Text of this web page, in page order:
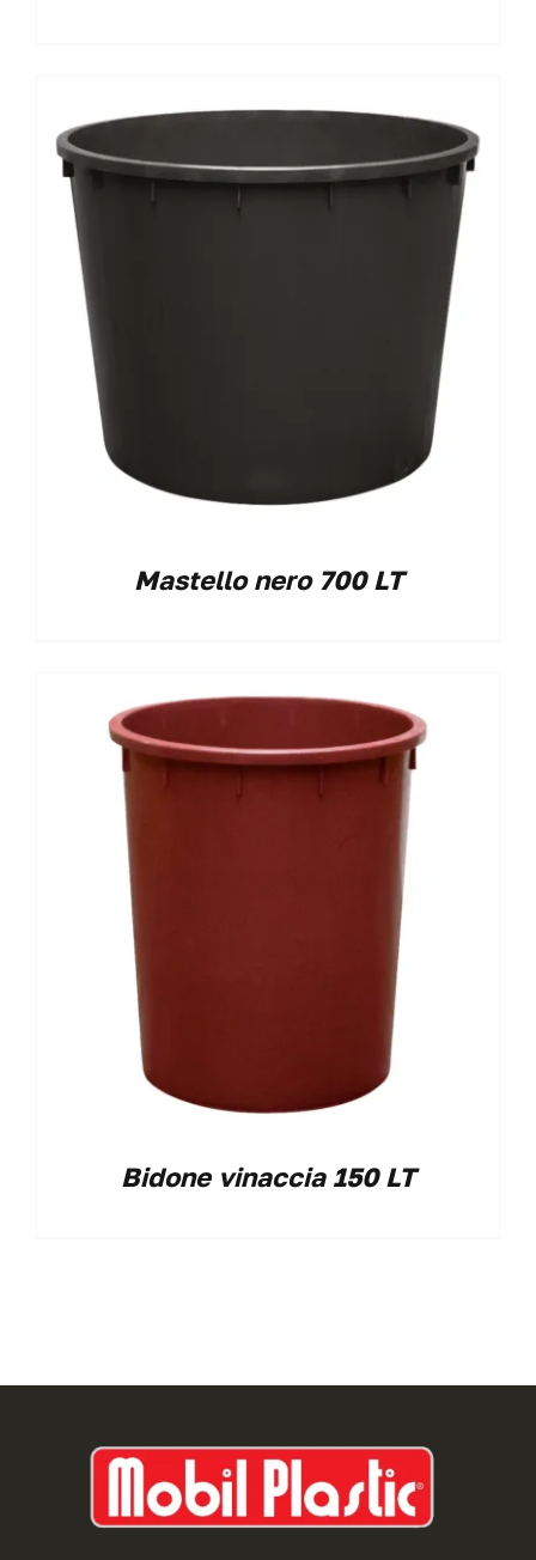
Mastello nero 700 LT
Bidone vinaccia 150 LT